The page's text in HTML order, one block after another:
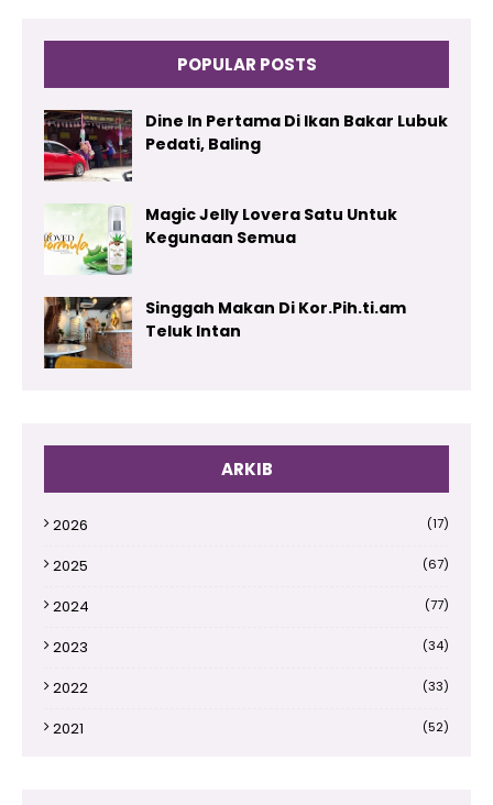
POPULAR POSTS
Dine In Pertama Di Ikan Bakar Lubuk
Pedati, Baling
Magic Jelly Lovera Satu Untuk
Kegunaan Semua
Singgah Makan Di Kor.Pih.ti.am
Teluk Intan
ARKIB
2026 (17)
2025 (67)
2024 (77)
2023 (34)
2022 (33)
2021 (52)